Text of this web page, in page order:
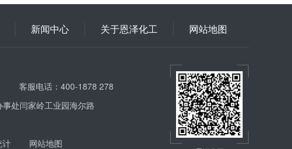
新闻中心 关于恩泽化工 网站地图
客服电话：400-1878 278
处闫家岭工业园海尔路
计 网站地图